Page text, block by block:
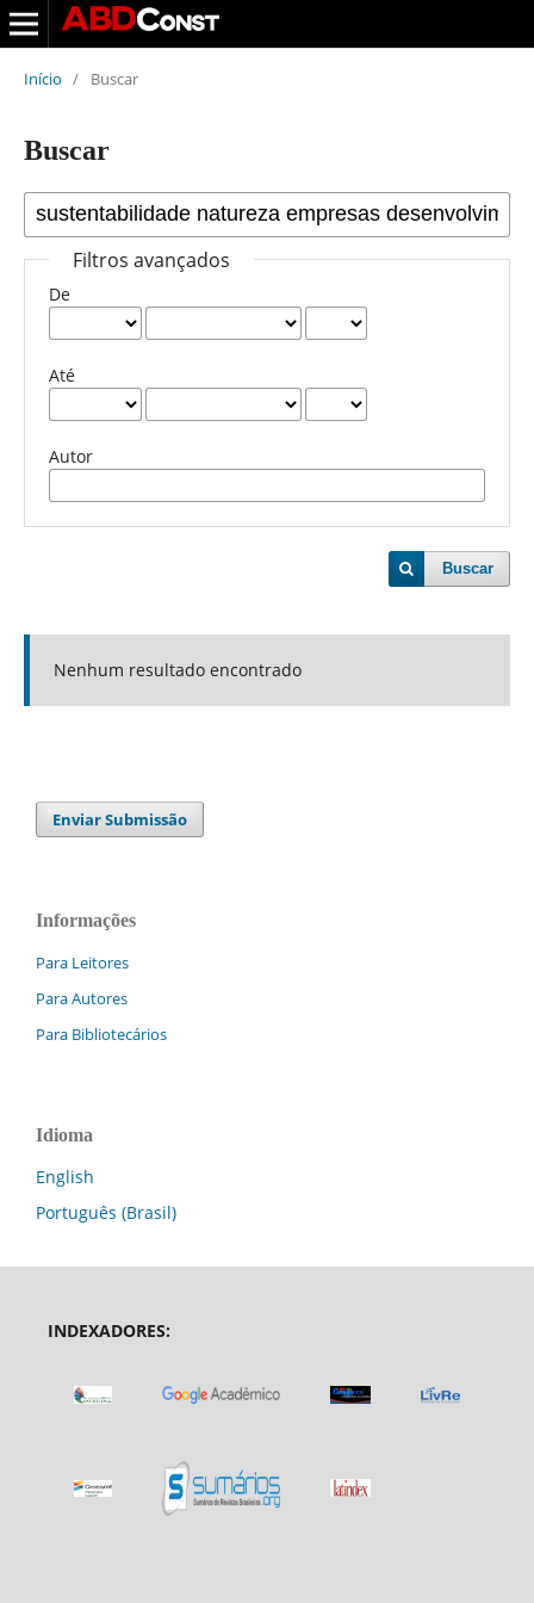
Início / Buscar
Buscar
Filtros avançados
De
Até
Autor
Buscar
Nenhum resultado encontrado
Enviar Submissão
Informações
Para Leitores
Para Autores
Para Bibliotecários
Idioma
English
Português (Brasil)
INDEXADORES: